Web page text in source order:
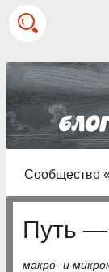
Сообщество «
Путь —
макро- и